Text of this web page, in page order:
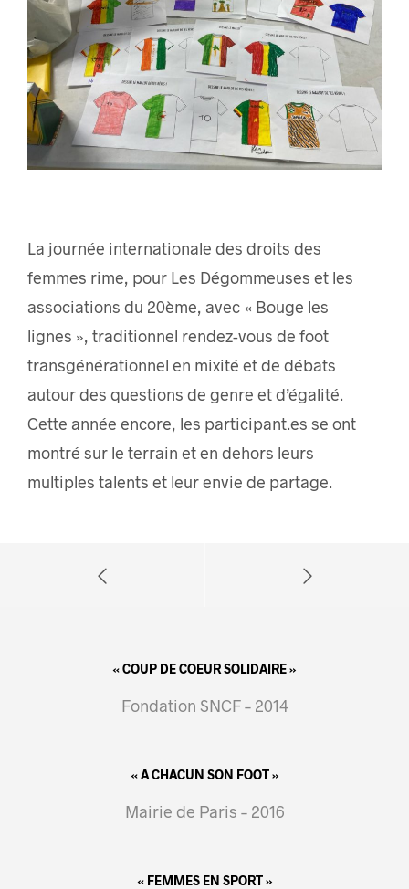
La journée internationale des droits des
femmes rime, pour Les Dégommeuses et les
associations du 20ème, avec « Bouge les
lignes », traditionnel rendez-vous de foot
transgénérationnel en mixité et de débats
autour des questions de genre et d’égalité.
Cette année encore, les participant.es se ont
montré sur le terrain et en dehors leurs
multiples talents et leur envie de partage.
« COUP DE COEUR SOLIDAIRE »
Fondation SNCF – 2014
« A CHACUN SON FOOT »
Mairie de Paris – 2016
« FEMMES EN SPORT »